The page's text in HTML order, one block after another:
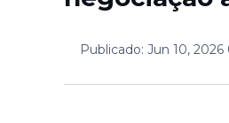
Publicado: Jun 10, 2026